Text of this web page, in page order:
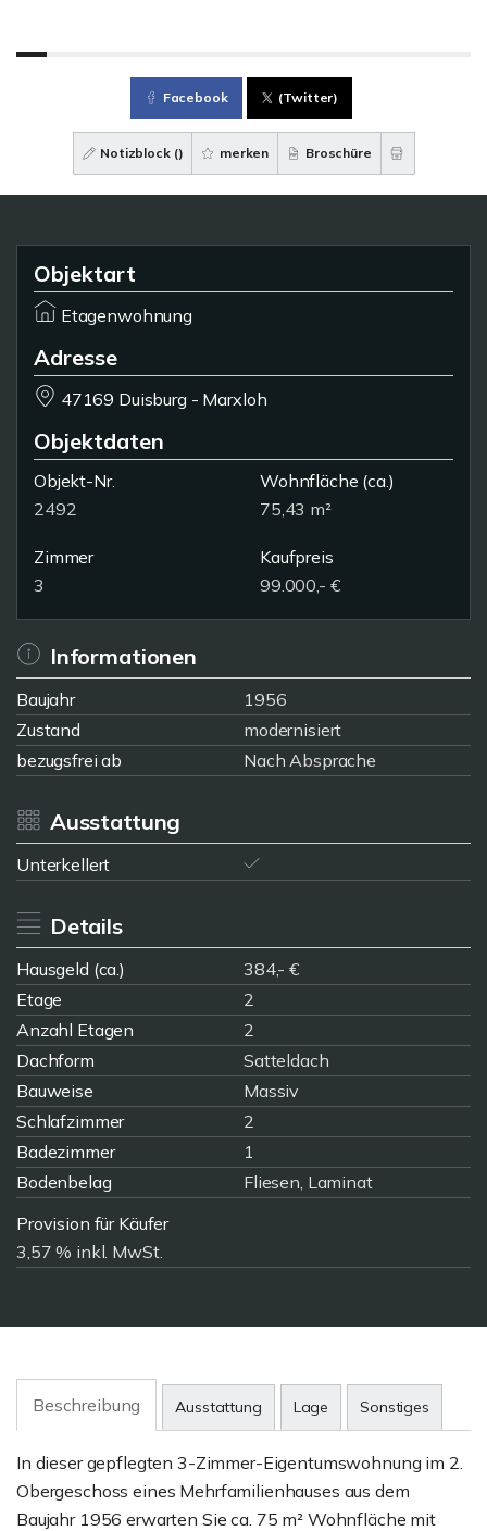
Facebook (Twitter)
Notizblock () merken Broschüre
Objektart
Etagenwohnung
Adresse
47169 Duisburg - Marxloh
Objektdaten
Objekt-Nr.
2492
Wohnfläche (ca.)
75,43 m²
Zimmer
3
Kaufpreis
99.000,- €
Informationen
Baujahr
1956
Zustand
modernisiert
bezugsfrei ab
Nach Absprache
Ausstattung
Unterkellert
Details
Hausgeld (ca.)
384,- €
Etage
2
Anzahl Etagen
2
Dachform
Satteldach
Bauweise
Massiv
Schlafzimmer
2
Badezimmer
1
Bodenbelag
Fliesen, Laminat
Provision für Käufer
3,57 % inkl. MwSt.
Beschreibung Ausstattung Lage Sonstiges
In dieser gepflegten 3-Zimmer-Eigentumswohnung im 2.
Obergeschoss eines Mehrfamilienhauses aus dem
Baujahr 1956 erwarten Sie ca. 75 m² Wohnfläche mit